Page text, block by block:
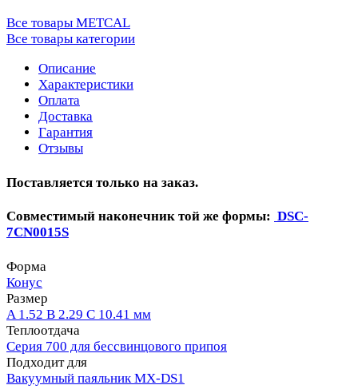
Все товары METCAL
Все товары категории
Описание
Характеристики
Оплата
Доставка
Гарантия
Отзывы
Поставляется только на заказ.
Совместимый наконечник той же формы: DSC-
7CN0015S
Форма
Конус
Размер
A 1.52 B 2.29 C 10.41 мм
Теплоотдача
Серия 700 для бессвинцового припоя
Подходит для
Вакуумный паяльник MX-DS1